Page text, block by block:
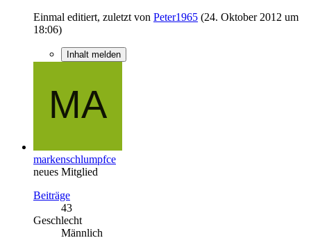
Einmal editiert, zuletzt von Peter1965 (24. Oktober 2012 um
18:06)
Inhalt melden
markenschlumpfce
neues Mitglied
Beiträge
43
Geschlecht
Männlich